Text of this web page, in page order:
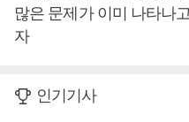
많은 문제가 이미 나타나
자
인기기사